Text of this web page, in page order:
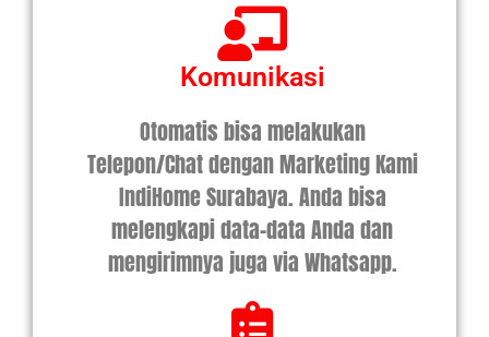
Komunikasi
Otomatis bisa melakukan
Telepon/Chat dengan Marketing Kami
IndiHome Surabaya. Anda bisa
melengkapi data-data Anda dan
mengirimnya juga via Whatsapp.